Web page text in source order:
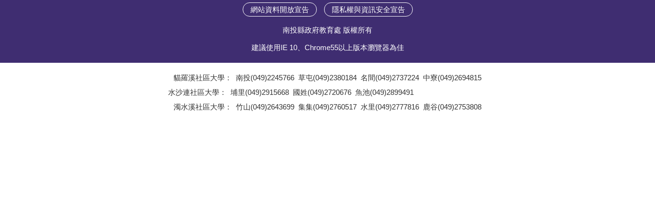
網站資料開放宣告 隱私權與資訊安全宣告
南投縣政府教育處 版權所有
建議使用IE 10、Chrome55以上版本瀏覽器為佳
貓羅溪社區大學： 南投(049)2245766 草屯(049)2380184 名間(049)2737224 中寮(049)2694815
水沙連社區大學： 埔里(049)2915668 國姓(049)2720676 魚池(049)2899491
濁水溪社區大學： 竹山(049)2643699 集集(049)2760517 水里(049)2777816 鹿谷(049)2753808